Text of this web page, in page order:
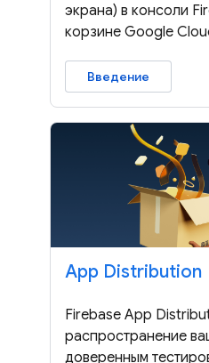
экрана) в консоли
корзине Google
Введение
App Distribution
Firebase App
распространение
доверенным